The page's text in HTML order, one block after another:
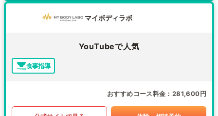
マイボディラボ
YouTubeで人気
食事指導
おすすめコース料金 281,600円